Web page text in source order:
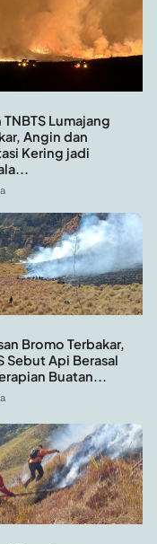
TNBTS Lumajang
Angin dan
Kering jadi
Bromo Terbakar,
Sebut Api Berasal
Buatan...